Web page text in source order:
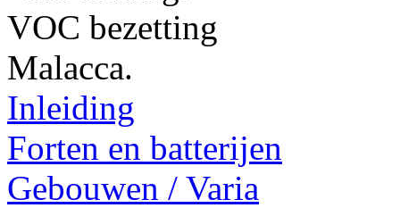
Inleiding
Forten en batterijen
Gebouwen / Varia